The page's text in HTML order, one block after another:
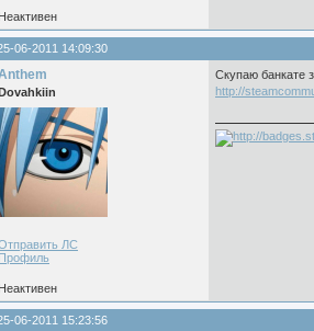
Неактивен
06-2011 14:09:30
ЛС
Профиль
Скупаю банкате
http://
Неактивен
06-2011 15:23:56